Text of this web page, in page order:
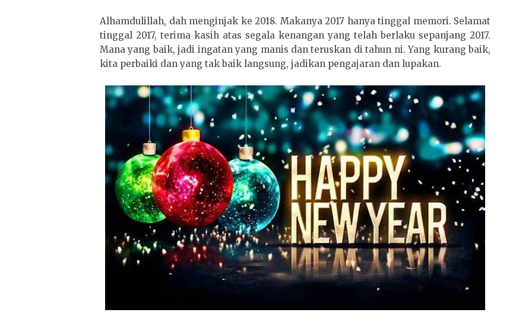
Alhamdulillah, dah menginjak ke 2018. Makanya 2017 hanya tinggal memori. Selamat
tinggal 2017, terima kasih atas segala kenangan yang telah berlaku sepanjang 2017.
Mana yang baik, jadi ingatan yang manis dan teruskan di tahun ni. Yang kurang baik,
kita perbaiki dan yang tak baik langsung, jadikan pengajaran dan lupakan.